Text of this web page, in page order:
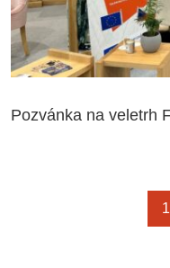
Pozvánka na veletrh
1